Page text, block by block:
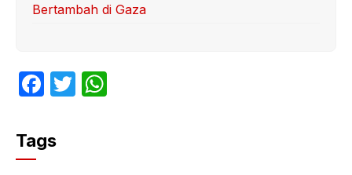
Bertambah di Gaza
F
c
e
T
Tags